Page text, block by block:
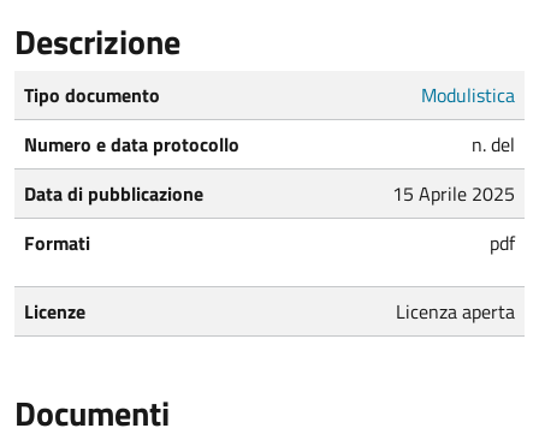
Descrizione
Tipo documento
Modulistica
Numero e data protocollo
n. del
Data di pubblicazione
15 Aprile 2025
Formati
pdf
Licenze Licenza aperta
Documenti